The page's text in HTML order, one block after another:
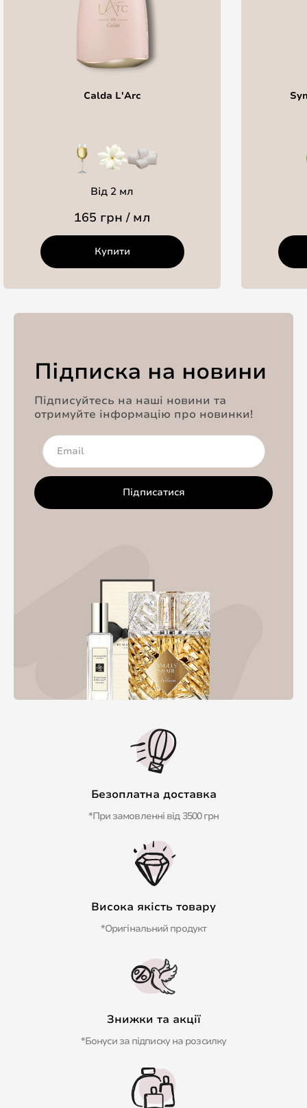
Calda L'Arc
Від 2 мл
165 грн / мл
Купити
Підписка на новини
Підписуйтесь на наші новини та
отримуйте інформацію про новинки!
Підписатися
Безоплатна доставка
*При замовленні від 3500 грн
Висока якість товару
*Оригінальний продукт
Знижки та акції
*Бонуси за підписку на розсилку